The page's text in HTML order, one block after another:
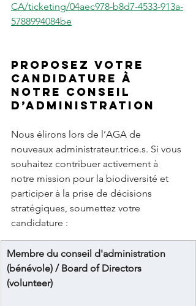
CA/ticketing/04aec978-b8d7-4533-913a-
5788994084be
Proposez votre
candidature à
notre conseil
d’administration
Nous élirons lors de l’AGA de
nouveaux administrateur.trice.s. Si vous
souhaitez contribuer activement à
notre mission pour la biodiversité et
participer à la prise de décisions
stratégiques, soumettez votre
candidature :
Membre du conseil d'administration
(bénévole) / Board of Directors
(volunteer)